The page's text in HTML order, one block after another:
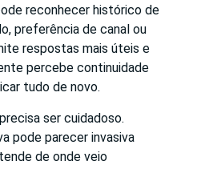
reconhecer histórico de
preferência de canal ou
respostas mais úteis e
percebe continuidade
tudo de novo.
ser cuidadoso.
pode parecer invasiva
de onde veio